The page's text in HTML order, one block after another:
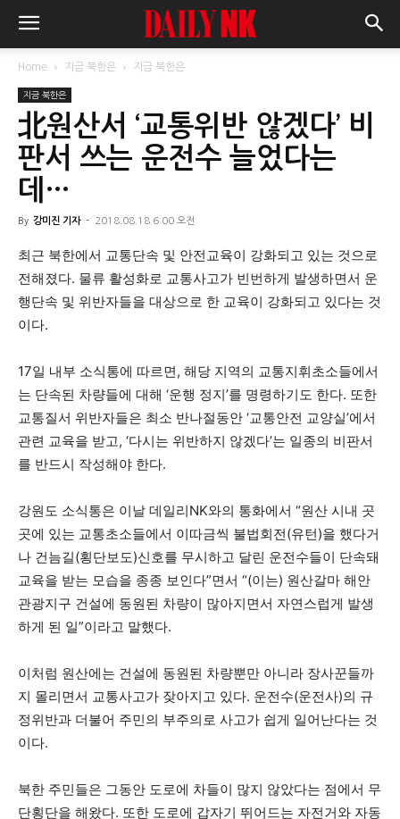
Home 지금 북한은 지금 북한은
지금 북한은
北원산서 ‘교통위반 않겠다’ 비
판서 쓰는 운전수 늘었다는
데…
By 강미진 기자 - 2018.08.18 6:00 오전
최근 북한에서 교통단속 및 안전교육이 강화되고 있는 것으로
전해졌다. 물류 활성화로 교통사고가 빈번하게 발생하면서 운
행단속 및 위반자들을 대상으로 한 교육이 강화되고 있다는 것
이다.
17일 내부 소식통에 따르면, 해당 지역의 교통지휘초소들에서
는 단속된 차량들에 대해 ‘운행 정지’를 명령하기도 한다. 또한
교통질서 위반자들은 최소 반나절동안 ‘교통안전 교양실’에서
관련 교육을 받고, ‘다시는 위반하지 않겠다’는 일종의 비판서
를 반드시 작성해야 한다.
강원도 소식통은 이날 데일리NK와의 통화에서 “원산 시내 곳
곳에 있는 교통초소들에서 이따금씩 불법회전(유턴)을 했다거
나 건늠길(횡단보도)신호를 무시하고 달린 운전수들이 단속돼
교육을 받는 모습을 종종 보인다”면서 “(이는) 원산갈마 해안
관광지구 건설에 동원된 차량이 많아지면서 자연스럽게 발생
하게 된 일”이라고 말했다.
이처럼 원산에는 건설에 동원된 차량뿐만 아니라 장사꾼들까
지 몰리면서 교통사고가 잦아지고 있다. 운전수(운전사)의 규
정위반과 더불어 주민의 부주의로 사고가 쉽게 일어난다는 것
이다.
북한 주민들은 그동안 도로에 차들이 많지 않았다는 점에서 무
단횡단을 해왔다. 또한 도로에 갑자기 뛰어드는 자전거와 자동